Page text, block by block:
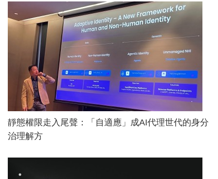
靜態權限走入尾聲：「自適應」成AI代理世代的身分
治理解方